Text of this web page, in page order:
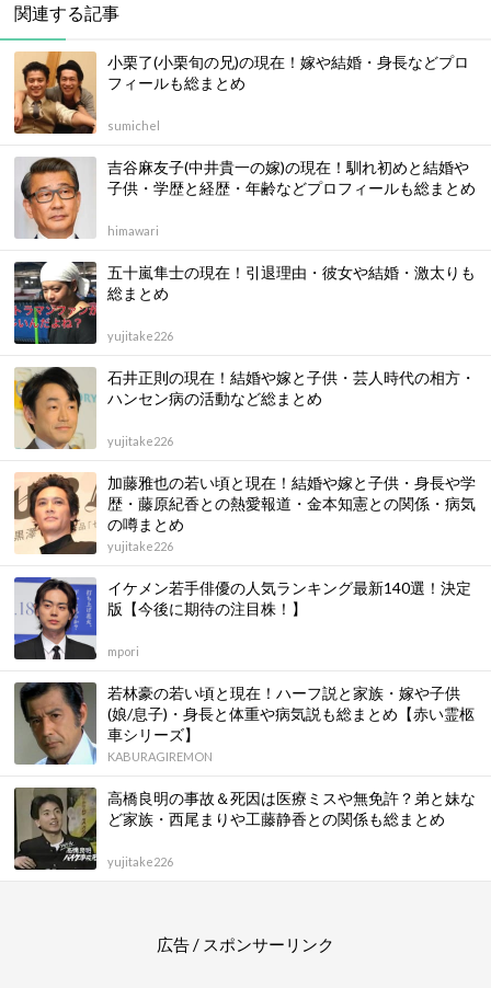
関連する記事
小栗了(小栗旬の兄)の現在！嫁や結婚・身長などプロ
フィールも総まとめ
sumichel
吉谷麻友子(中井貴一の嫁)の現在！馴れ初めと結婚や
子供・学歴と経歴・年齢などプロフィールも総まとめ
himawari
五十嵐隼士の現在！引退理由・彼女や結婚・激太りも
総まとめ
yujitake226
石井正則の現在！結婚や嫁と子供・芸人時代の相方・
ハンセン病の活動など総まとめ
yujitake226
加藤雅也の若い頃と現在！結婚や嫁と子供・身長や学
歴・藤原紀香との熱愛報道・金本知憲との関係・病気
の噂まとめ
yujitake226
イケメン若手俳優の人気ランキング最新140選！決定
版【今後に期待の注目株！】
mpori
若林豪の若い頃と現在！ハーフ説と家族・嫁や子供
(娘/息子)・身長と体重や病気説も総まとめ【赤い霊柩
車シリーズ】
KABURAGIREMON
高橋良明の事故＆死因は医療ミスや無免許？弟と妹な
ど家族・西尾まりや工藤静香との関係も総まとめ
yujitake226
広告 / スポンサーリンク